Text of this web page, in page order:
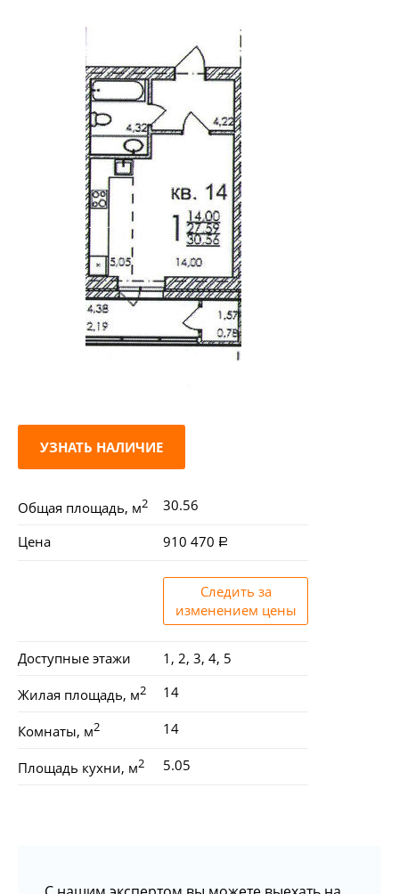
УЗНАТЬ НАЛИЧИЕ
Общая площадь, м2 30.56
Цена 910 470
Следить за
изменением цены
Доступные этажи 1, 2, 3, 4, 5
Жилая площадь, м2 14
Комнаты, м2 14
Площадь кухни, м2 5.05